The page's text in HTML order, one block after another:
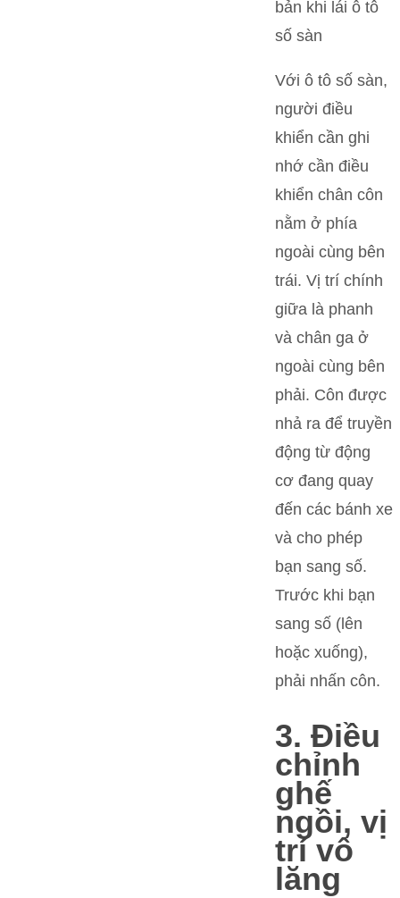
Với ô tô số sàn,
người điều
khiển cần ghi
nhớ cần điều
khiển chân côn
nằm ở phía
ngoài cùng bên
trái. Vị trí chính
giữa là phanh
và chân ga ở
ngoài cùng bên
phải. Côn được
nhả ra để truyền
động từ động
cơ đang quay
đến các bánh xe
và cho phép
bạn sang số.
Trước khi bạn
sang số (lên
hoặc xuống),
phải nhấn côn.
3. Điều
chỉnh
ghế
ngồi, vị
trí vô
lăng